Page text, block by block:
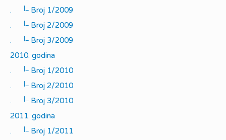
.
|_
Broj 1/2009
.
|_
Broj 2/2009
.
|_
Broj 3/2009
2010. godina
.
|_
Broj 1/2010
.
|_
Broj 2/2010
.
|_
Broj 3/2010
2011. godina
.
|_
Broj 1/2011